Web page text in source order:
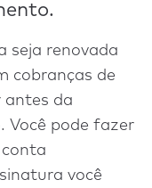
seja renovada
cobranças de
antes da
Você pode fazer
você